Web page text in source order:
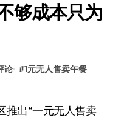
够成本只为
论 #1元无人售卖午餐